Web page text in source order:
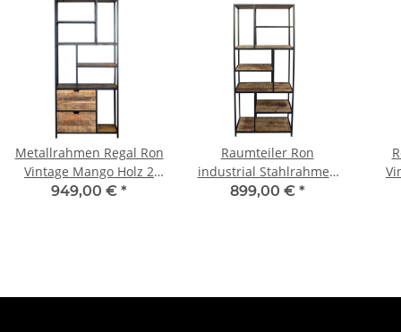
Metallrahmen Regal Ron
Vintage Mango Holz 2
Schubladen 188 cm
949,00 € *
Raumteiler Ron
industrial Stahlrahmen
Holz Regal Bretter
899,00 € *